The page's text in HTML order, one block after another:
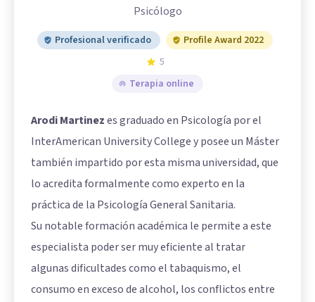
Psicólogo
Profesional verificado
Profile Award 2022
5
Terapia online
Arodi Martinezes graduado en Psicología por el
InterAmerican University College y posee un Máster
también impartido por esta misma universidad, que
lo acredita formalmente como experto en la
práctica de la Psicología General Sanitaria.
Su notable formación académica le permite a este
especialista poder ser muy eficiente al tratar
algunas dificultades como el tabaquismo, el
consumo en exceso de alcohol, los conflictos entre